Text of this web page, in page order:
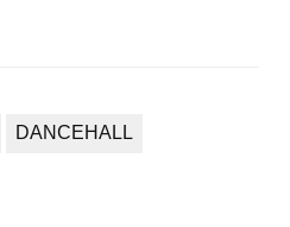
DANCEHALL